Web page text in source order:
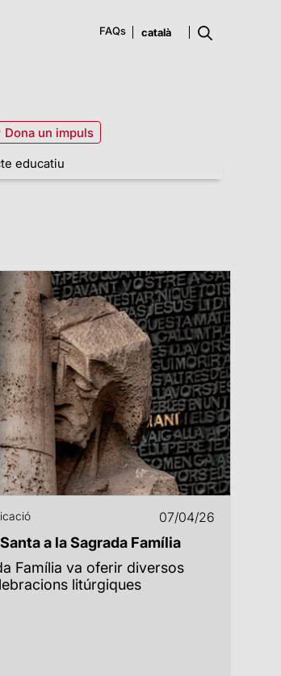
FAQs
Dona un impuls
educatiu
07/04/26
a la Sagrada Família
Família va oferir diversos
litúrgiques